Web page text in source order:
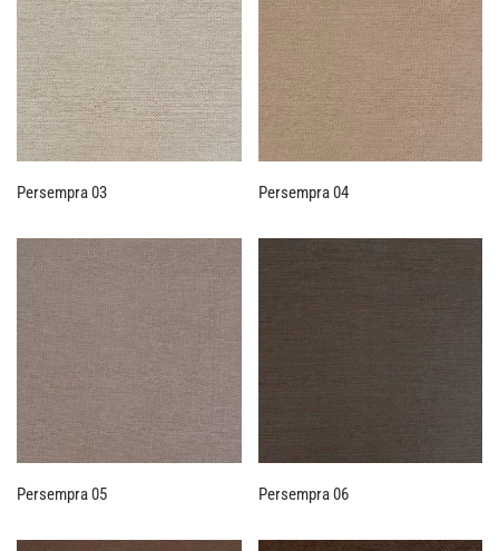
Persempra 03 Persempra 04
Persempra 05 Persempra 06